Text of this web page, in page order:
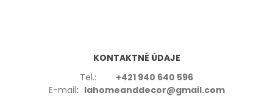
KONTAKTNÉ ÚDAJE
Tel.: +421 940 640 596
E-mail: lahomeanddecor@gmail.com